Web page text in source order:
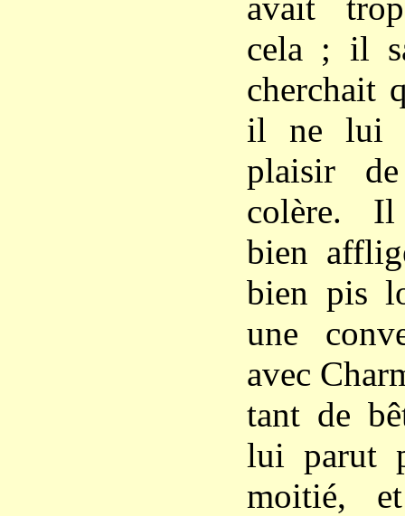
cela ; il
cherchait
il ne lui
plaisir
colère.
bien
bien pis
une
avec
tant de
lui parut
moitié,